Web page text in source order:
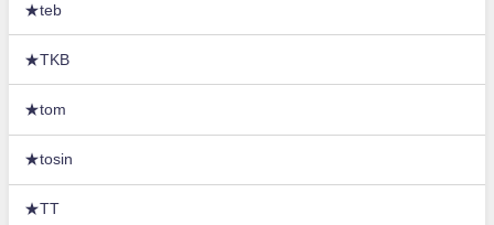
★teb
★TKB
★tom
★tosin
★TT